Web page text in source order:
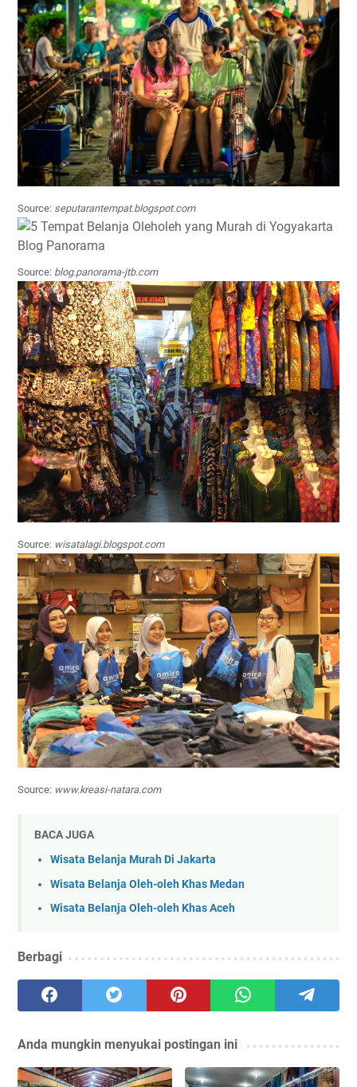
Source: seputarantempat.blogspot.com
Source: blog.panorama-jtb.com
Source: wisatalagi.blogspot.com
Source: www.kreasi-natara.com
BACA JUGA
Wisata Belanja Murah Di Jakarta
Wisata Belanja Oleh-oleh Khas Medan
Wisata Belanja Oleh-oleh Khas Aceh
Berbagi
Anda mungkin menyukai postingan ini